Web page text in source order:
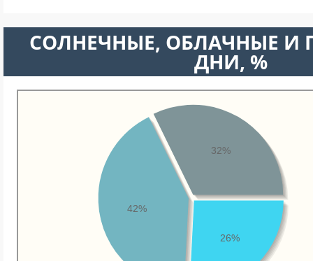
CОЛНЕЧНЫЕ, ОБЛАЧНЫЕ И
ДНИ, %
26%
42%
32%